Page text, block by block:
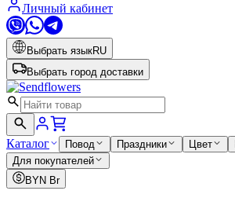
Личный кабинет
Выбрать языкRU
Выбрать город доставки
Каталог Повод Праздники Цвет
Для покупателей
BYN Br